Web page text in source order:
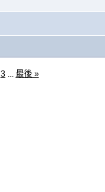
3... 最後 »